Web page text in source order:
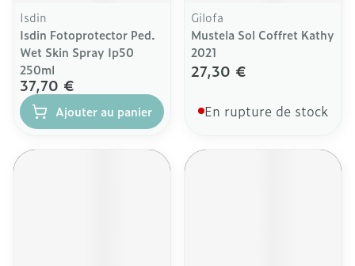
Isdin
Isdin Fotoprotector Ped.
Wet Skin Spray Ip50
250ml
37,70 €
Ajouter au panier
Gilofa
Mustela Sol Coffret Kathy
2021
27,30 €
En rupture de stock